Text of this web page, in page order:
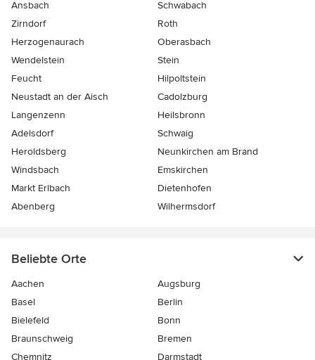
Ansbach
Schwabach
Zirndorf
Roth
Herzogenaurach
Oberasbach
Wendelstein
Stein
Feucht
Hilpoltstein
Neustadt an der Aisch
Cadolzburg
Langenzenn
Heilsbronn
Adelsdorf
Schwaig
Heroldsberg
Neunkirchen am Brand
Windsbach
Emskirchen
Markt Erlbach
Dietenhofen
Abenberg
Wilhermsdorf
Beliebte Orte
Aachen
Augsburg
Basel
Berlin
Bielefeld
Bonn
Braunschweig
Bremen
Chemnitz
Darmstadt